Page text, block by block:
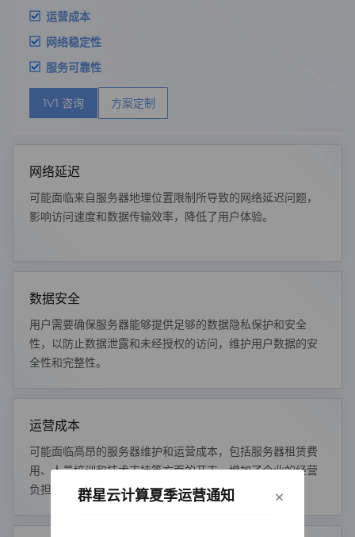
运营成本
网络稳定性
服务可靠性
1V1 咨询 方案定制
网络延迟
可能面临来自服务器地理位置限制所导致的网络延迟问题，
影响访问速度和数据传输效率，降低了用户体验。
数据安全
用户需要确保服务器能够提供足够的数据隐私保护和安全
性，以防止数据泄露和未经授权的访问，维护用户数据的安
全性和完整性。
运营成本
可能面临高昂的服务器维护和运营成本，包括服务器租赁费
用、人员培训和技术支持等方面的开支，增加了企业的经营
负担。
群星云计算夏季运营通知 ×